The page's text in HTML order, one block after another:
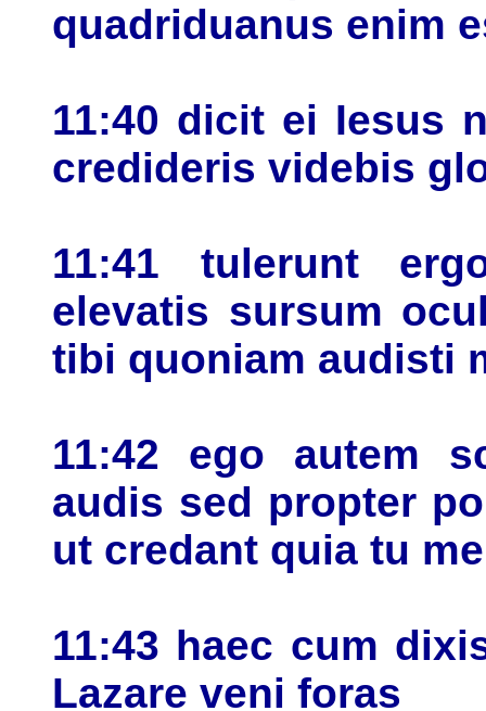
quadriduanus enim
11:40 dicit ei Iesus
credideris videbis
11:41 tulerunt
elevatis sursum
tibi quoniam audisti
11:42 ego autem
audis sed propter
ut credant quia tu
11:43 haec cum
Lazare veni foras